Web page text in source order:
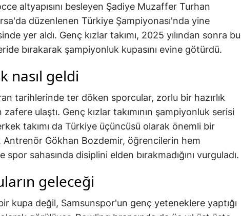
altyapısını besleyen Şadiye Muzaffer Turhan
düzenlenen Türkiye Şampiyonası'nda yine
yer aldı. Genç kızlar takımı, 2025 yılından sonra bu
bırakarak şampiyonluk kupasını evine götürdü.
nasıl geldi
tarihlerinde ter döken sporcular, zorlu bir hazırlık
ulaştı. Genç kızlar takımının şampiyonluk serisi
takımı da Türkiye üçüncüsü olarak önemli bir
Antrenör Gökhan Bozdemir, öğrencilerin hem
sahasında disiplini elden bırakmadığını vurguladı.
geleceği
kupa değil, Samsunspor'un genç yeteneklere yaptığı